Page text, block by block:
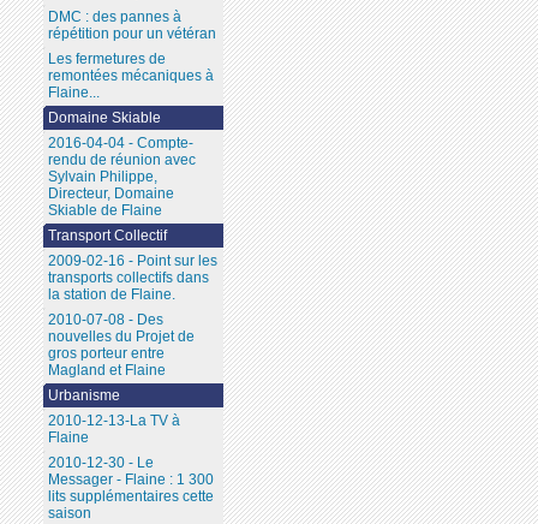
DMC : des pannes à
répétition pour un vétéran
Les fermetures de
remontées mécaniques à
Flaine...
Domaine Skiable
2016-04-04 - Compte-
rendu de réunion avec
Sylvain Philippe,
Directeur, Domaine
Skiable de Flaine
Transport Collectif
2009-02-16 - Point sur les
transports collectifs dans
la station de Flaine.
2010-07-08 - Des
nouvelles du Projet de
gros porteur entre
Magland et Flaine
Urbanisme
2010-12-13-La TV à
Flaine
2010-12-30 - Le
Messager - Flaine : 1 300
lits supplémentaires cette
saison